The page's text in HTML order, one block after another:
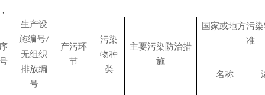
生产设
施编号/
无组织
排放编
号
产污环
节
污染
物种
类
主要污染防治措
施
国家或地方污
准
名称